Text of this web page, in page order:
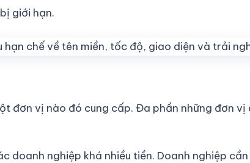
giới hạn.
đơn vị nào đó cung cấp. Đa phần những đơn
doanh nghiệp khá nhiều tiền. Doanh nghiệp